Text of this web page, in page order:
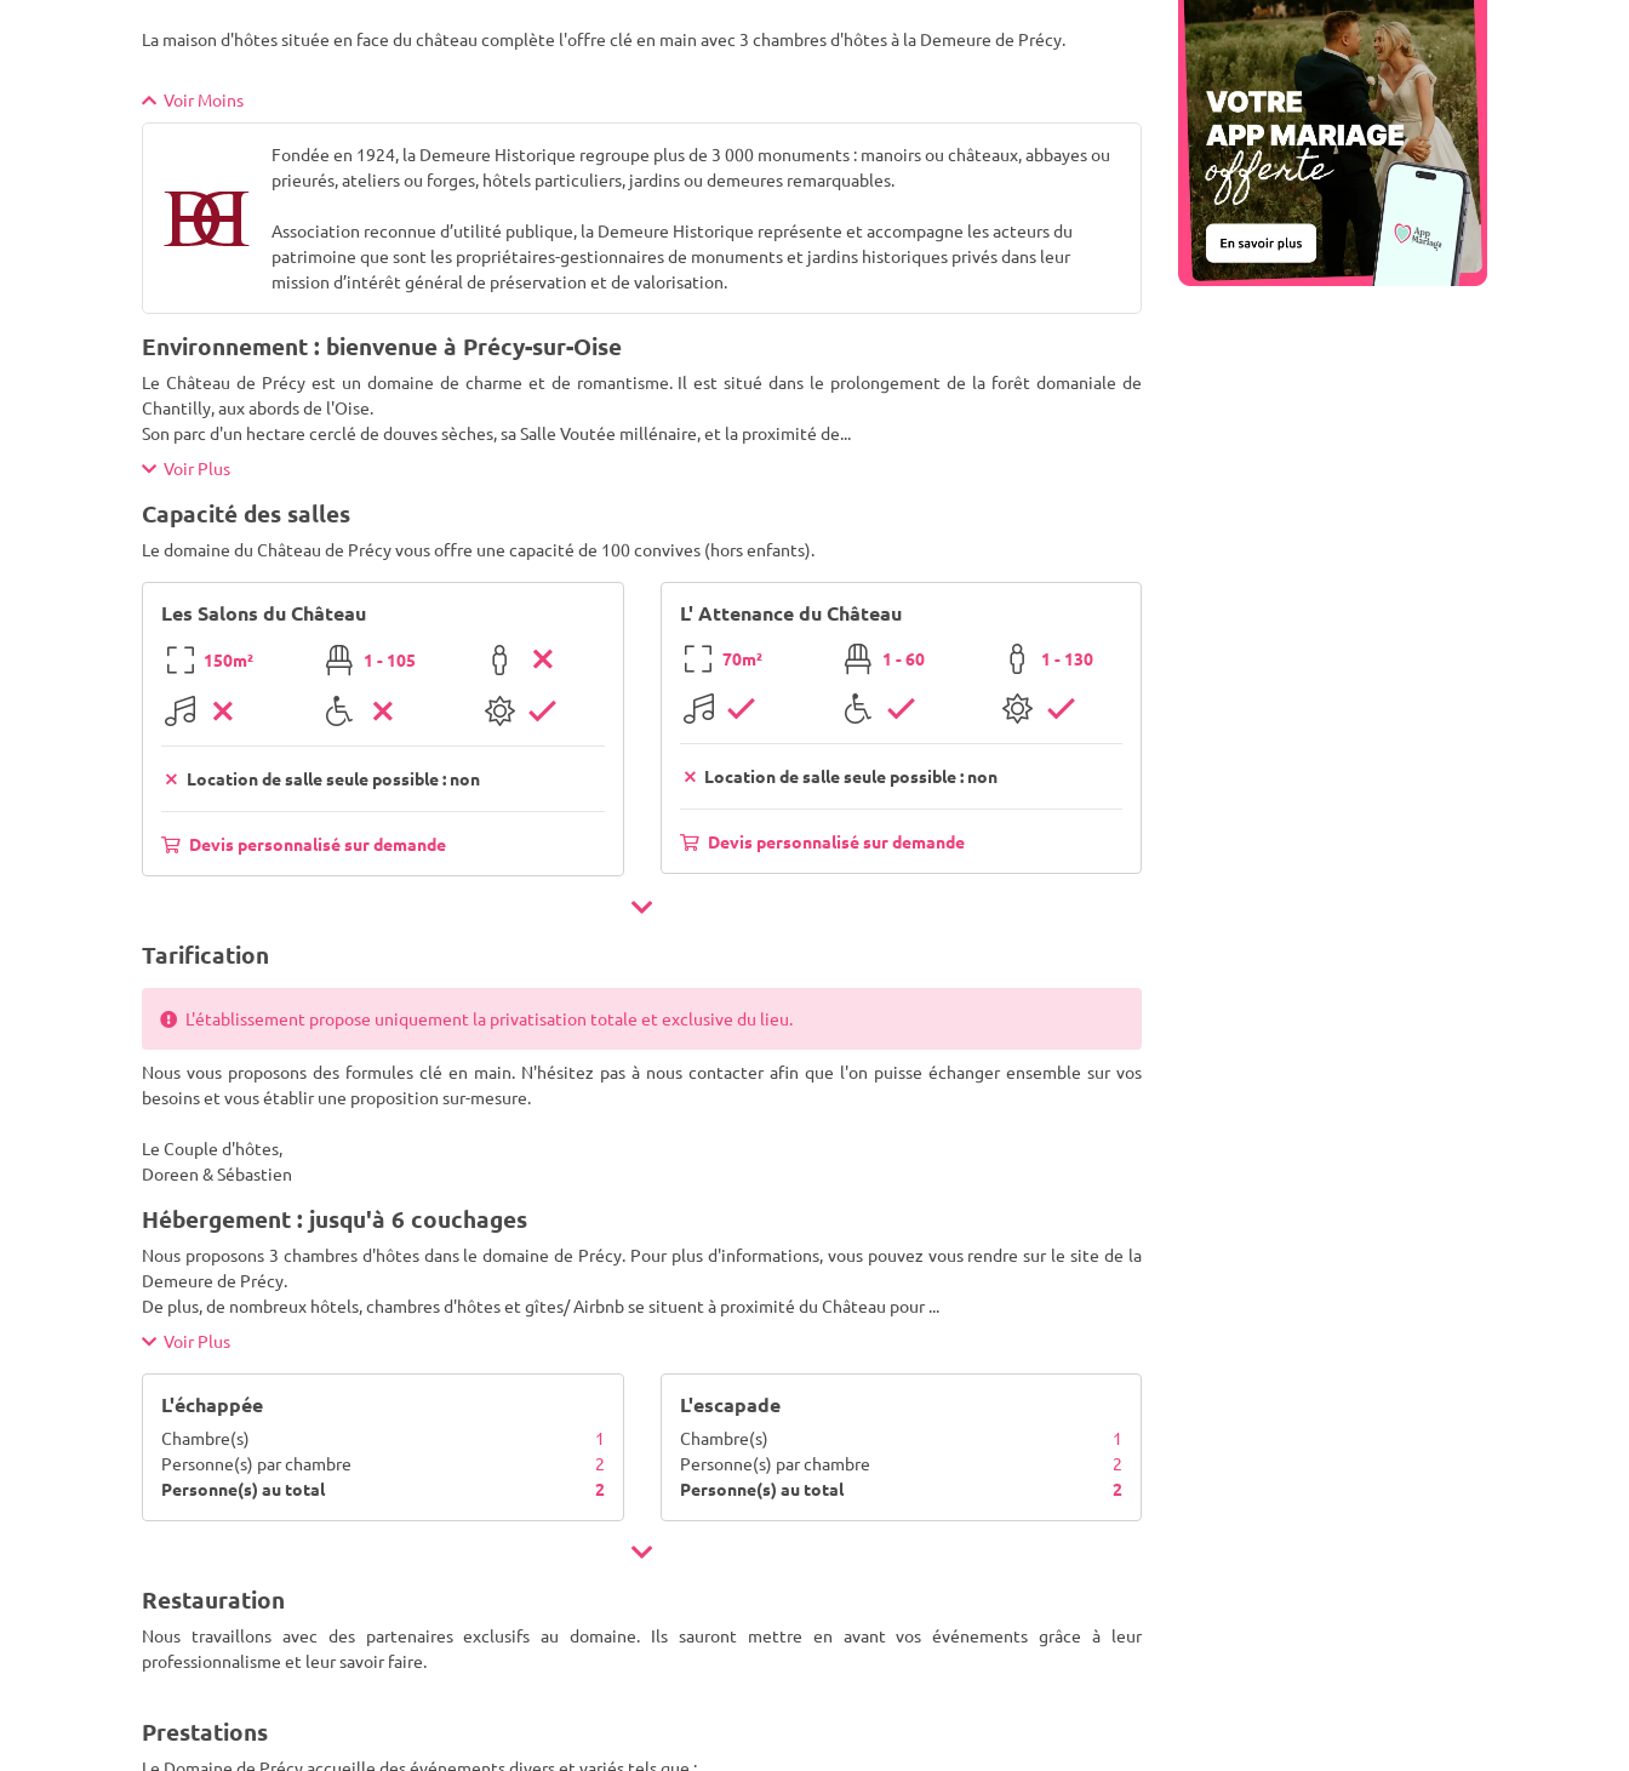
La maison d'hôtes située en face du château complète l'offre clé en main avec 3 chambres d'hôtes à la Demeure de Précy.
Voir Moins
Fondée en 1924, la Demeure Historique regroupe plus de 3 000 monuments : manoirs ou châteaux, abbayes ou
prieurés, ateliers ou forges, hôtels particuliers, jardins ou demeures remarquables.
Association reconnue d’utilité publique, la Demeure Historique représente et accompagne les acteurs du
patrimoine que sont les propriétaires-gestionnaires de monuments et jardins historiques privés dans leur
mission d’intérêt général de préservation et de valorisation.
Environnement : bienvenue à Précy-sur-Oise
Le Château de Précy est un domaine de charme et de romantisme. Il est situé dans le prolongement de la forêt domaniale de
Chantilly, aux abords de l'Oise.
Son parc d'un hectare cerclé de douves sèches, sa Salle Voutée millénaire, et la proximité de...
Voir Plus
Capacité des salles
Le domaine du Château de Précy vous offre une capacité de 100 convives (hors enfants).
Les Salons du Château
150m² 1 - 105
Location de salle seule possible : non
Devis personnalisé sur demande
L' Attenance du Château
70m² 1 - 60 1 - 130
Location de salle seule possible : non
Devis personnalisé sur demande
Tarification
L'établissement propose uniquement la privatisation totale et exclusive du lieu.
Nous vous proposons des formules clé en main. N'hésitez pas à nous contacter afin que l'on puisse échanger ensemble sur vos
besoins et vous établir une proposition sur-mesure.
Le Couple d'hôtes,
Doreen & Sébastien
Hébergement : jusqu'à 6 couchages
Nous proposons 3 chambres d'hôtes dans le domaine de Précy. Pour plus d'informations, vous pouvez vous rendre sur le site de la
Demeure de Précy.
De plus, de nombreux hôtels, chambres d'hôtes et gîtes/ Airbnb se situent à proximité du Château pour...
Voir Plus
L'échappée
Chambre(s)
1
Personne(s) par chambre
2
Personne(s) au total
2
L'escapade
Chambre(s)
1
Personne(s) par chambre
2
Personne(s) au total
2
Restauration
Nous travaillons avec des partenaires exclusifs au domaine. Ils sauront mettre en avant vos événements grâce à leur
professionnalisme et leur savoir faire.
Prestations